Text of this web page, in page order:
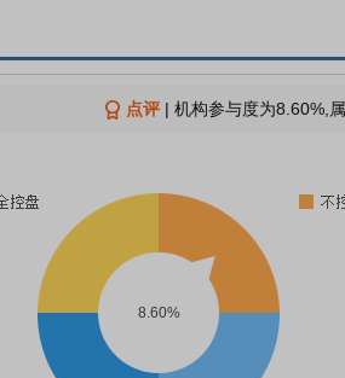
点评| 机构参与度为8.60%,
8.60%